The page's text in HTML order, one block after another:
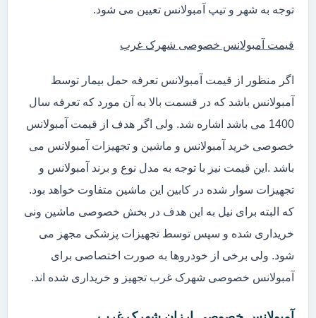
توجه به شهر و تیپ آمبولانس تعیین می شود.
قیمت آمبولانس خصوصی شهرک غرب
اگر منظور از قیمت آمبولانس تعرفه حمل بیمار توسط
آمبولانس باشد که در قسمت بالا به آن مورد که تعرفه سال
1400 می باشد اشاره شد. ولی اگر هدف از قیمت آمبولانس
خصوصی خرید آمبولانس و ماشین و تجهیزات آمبولانس می
باشد .این قیمت نیز با توجه به مدل نوع و برند آمبولانس و
تجهیزات سوار شده در کابین این ماشین متفاوت خواهد بود.
که البته برای نیل به این هدف در بخش خصوصی ماشین ونی
خریداری شده و سپس توسط تجهیزات پزشکی مجهز می
شود. ولی برخی از خودروها به صورت اختصاصی برای
آمبولانس خصوصی شهرک غرب تجهیز و خریداری شده اند.